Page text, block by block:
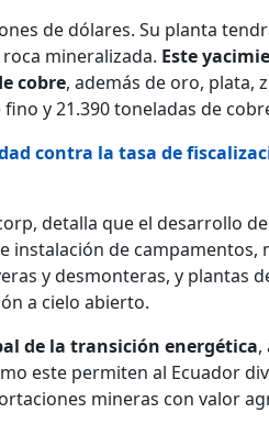
de dólares. Su planta
mineralizada. Este
cobre, además de oro, plata,
y 21.390 toneladas de
contra la tasa de
detalla que el desarrollo
instalación de campamentos,
y desmonteras, y plantas
a cielo abierto.
de la transición energética,
este permiten al Ecuador
mineras con valor